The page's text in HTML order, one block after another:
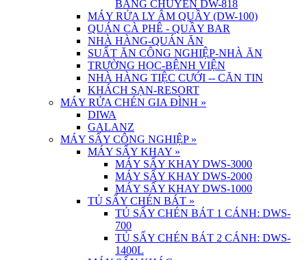
BĂNG CHUYỀN DW-818
MÁY RỬA LY ÂM QUẦY (DW-100)
QUÁN CÀ PHÊ - QUẦY BAR
NHÀ HÀNG-QUÁN ĂN
SUẤT ĂN CÔNG NGHIỆP-NHÀ ĂN
TRƯỜNG HỌC-BỆNH VIỆN
NHÀ HÀNG TIỆC CƯỚI -- CĂN TIN
KHÁCH SẠN-RESORT
MÁY RỬA CHÉN GIA ĐÌNH »
DIWA
GALANZ
MÁY SẤY CÔNG NGHIỆP »
MÁY SẤY KHAY »
MÁY SẤY KHAY DWS-3000
MÁY SẤY KHAY DWS-2000
MÁY SẤY KHAY DWS-1000
TỦ SẤY CHÉN BÁT »
TỦ SẤY CHÉN BÁT 1 CÁNH: DWS-
700
TỦ SẤY CHÉN BÁT 2 CÁNH: DWS-
1400L